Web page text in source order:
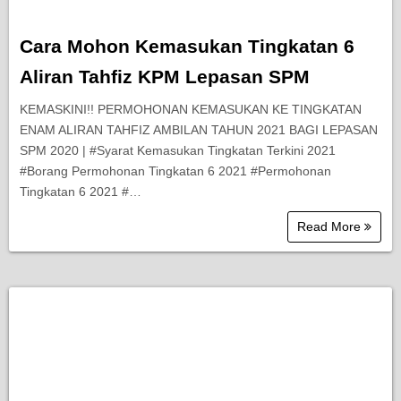
Cara Mohon Kemasukan Tingkatan 6
Aliran Tahfiz KPM Lepasan SPM
KEMASKINI!! PERMOHONAN KEMASUKAN KE TINGKATAN
ENAM ALIRAN TAHFIZ AMBILAN TAHUN 2021 BAGI LEPASAN
SPM 2020 | #Syarat Kemasukan Tingkatan Terkini 2021
#Borang Permohonan Tingkatan 6 2021 #Permohonan
Tingkatan 6 2021 #…
Read More